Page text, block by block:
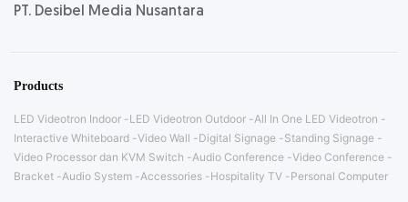
PT. Desibel Media Nusantara
Products
LED Videotron Indoor LED Videotron Outdoor
All In One LED Videotron
Interactive Whiteboard Video Wall Digital Signage
Standing Signage
Video Processor dan KVM Switch
Audio Conference Video Conference
Bracket
Audio System Accessories Hospitality TV Personal Computer